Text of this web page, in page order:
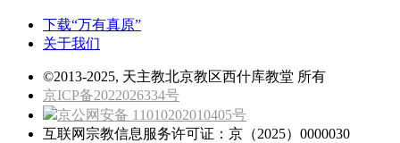
下载“万有真原”
关于我们
©2013-2025, 天主教北京教区西什库教堂 所有
京ICP备2022026334号
京公网安备 11010202010405号
互联网宗教信息服务许可证：京（2025）0000030